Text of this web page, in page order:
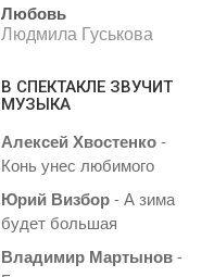
Любовь
Людмила Гуськова
В СПЕКТАКЛЕ ЗВУЧИТ
МУЗЫКА
Алексей Хвостенко-
Конь унес любимого
Юрий Визбор- А зима
будет большая
Владимир Мартынов-